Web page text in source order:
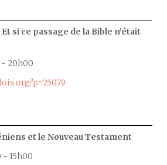
si ce passage de la Bible n’était
- 20h00
et le Nouveau Testament
- 15h00